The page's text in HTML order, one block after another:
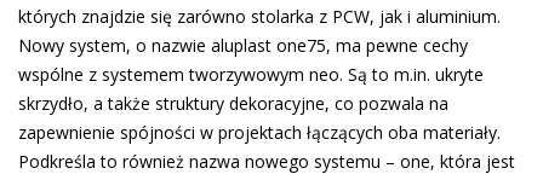
których znajdzie się zarówno stolarka z PCW, jak i aluminium.
Nowy system, o nazwie aluplast one75, ma pewne cechy
wspólne z systemem tworzywowym neo. Są to m.in. ukryte
skrzydło, a także struktury dekoracyjne, co pozwala na
zapewnienie spójności w projektach łączących oba materiały.
Podkreśla to również nazwa nowego systemu – one, która jest